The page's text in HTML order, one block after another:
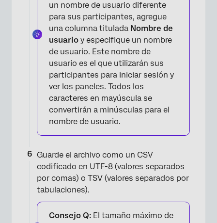
un nombre de usuario diferente
para sus participantes, agregue
una columna titulada Nombre de
usuario y especifique un nombre
de usuario. Este nombre de
usuario es el que utilizarán sus
participantes para iniciar sesión y
ver los paneles. Todos los
caracteres en mayúscula se
convertirán a minúsculas para el
nombre de usuario.
Guarde el archivo como un CSV
codificado en UTF-8 (valores separados
por comas) o TSV (valores separados por
tabulaciones).
Consejo Q: El tamaño máximo de